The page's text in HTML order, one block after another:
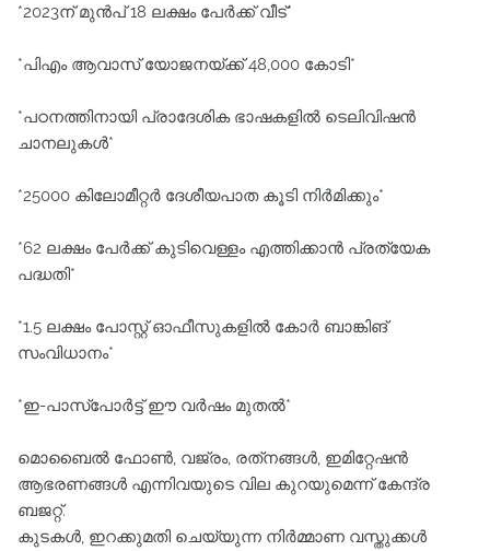
*2023ന് മുന്‍പ് 18 ലക്ഷം പേര്‍ക്ക് വീട്‌*
*പിഎം ആവാസ് യോജനയ്ക്ക് 48,000 കോടി*
*പഠനത്തിനായി പ്രാദേശിക ഭാഷകളില്‍ ടെലിവിഷന്‍
ചാനലുകൾ*
*25000 കിലോമീറ്റര്‍ ദേശീയപാത കൂടി നിര്‍മിക്കും*
*62 ലക്ഷം പേര്‍ക്ക് കുടിവെള്ളം എത്തിക്കാന്‍ പ്രത്യേക
പദ്ധതി*
*1.5 ലക്ഷം പോസ്റ്റ് ഓഫീസുകളില്‍ കോര്‍ ബാങ്കിങ്
സംവിധാനം*
*ഇ-പാസ്‌പോര്‍ട്ട് ഈ വര്‍ഷം മുതല്‍*
മൊബൈല്‍ ഫോണ്‍, വജ്രം, രത്‌നങ്ങള്‍, ഇമിറ്റേഷന്‍
ആഭരണങ്ങള്‍ എന്നിവയുടെ വില കുറയുമെന്ന് കേന്ദ്ര
ബജറ്റ്.
കുടകള്‍, ഇറക്കുമതി ചെയ്യുന്ന നിര്‍മ്മാണ വസ്തുക്കള്‍